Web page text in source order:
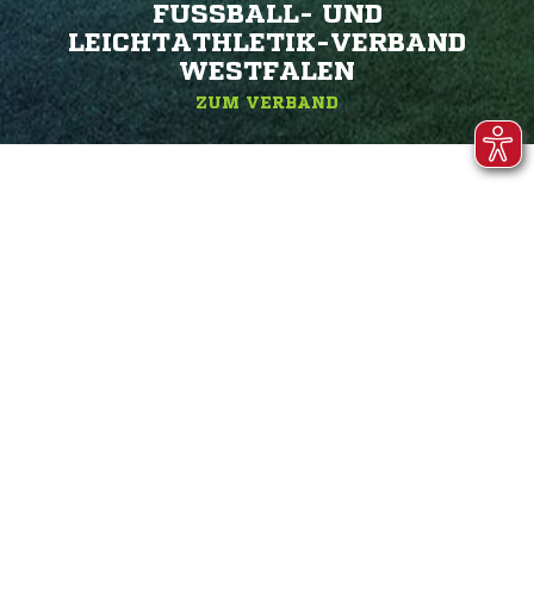
FUSSBALL- UND L
EICHTATHLETIK-VERBAND W
ESTFALEN
ZUM VERBAND